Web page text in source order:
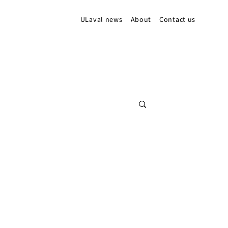
ULaval news About Contact us